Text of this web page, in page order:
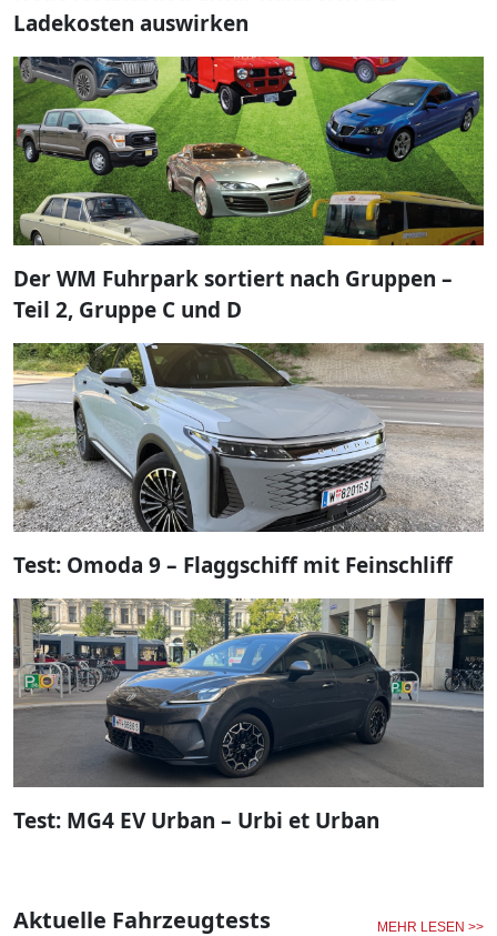
Ladekosten auswirken
Der WM Fuhrpark sortiert nach Gruppen –
Teil 2, Gruppe C und D
Test: Omoda 9 – Flaggschiff mit Feinschliff
Test: MG4 EV Urban – Urbi et Urban
Aktuelle Fahrzeugtests MEHR LESEN >>